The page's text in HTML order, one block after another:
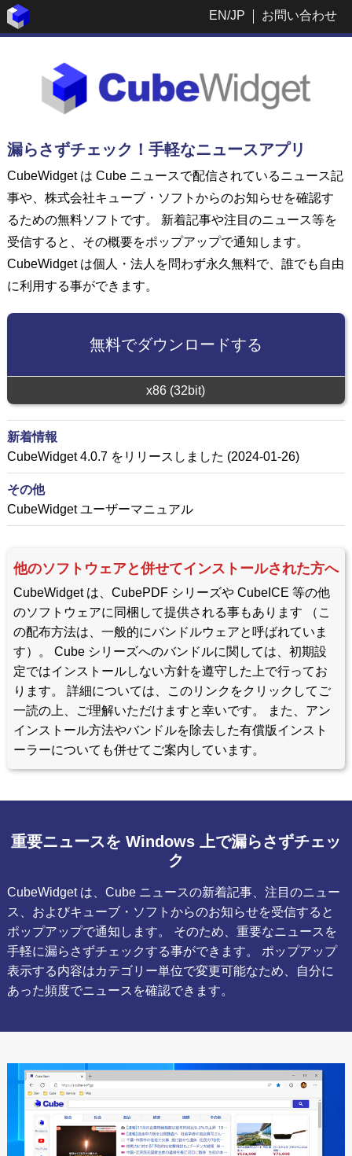
EN/JP お問い合わせ
漏らさずチェック！手軽なニュースアプリ
CubeWidget は Cube ニュースで配信されているニュース記
事や、株式会社キューブ・ソフトからのお知らせを確認す
るための無料ソフトです。 新着記事や注目のニュース等を
受信すると、その概要をポップアップで通知します。
CubeWidget は個人・法人を問わず永久無料で、誰でも自由
に利用する事ができます。
無料でダウンロードする
x86 (32bit)
新着情報
CubeWidget 4.0.7 をリリースしました (2024-01-26)
その他
CubeWidget ユーザーマニュアル
他のソフトウェアと併せてインストールされた方へ
CubeWidget は、CubePDF シリーズや CubeICE 等の他
のソフトウェアに同梱して提供される事もあります （こ
の配布方法は、一般的にバンドルウェアと呼ばれていま
す）。 Cube シリーズへのバンドルに関しては、初期設
定ではインストールしない方針を遵守した上で行ってお
ります。 詳細については、このリンクをクリックしてご
一読の上、ご理解いただけますと幸いです。 また、アン
インストール方法やバンドルを除去した有償版インスト
ーラーについても併せてご案内しています。
重要ニュースを Windows 上で漏らさずチェッ
ク
CubeWidget は、Cube ニュースの新着記事、注目のニュー
ス、およびキューブ・ソフトからのお知らせを受信すると
ポップアップで通知します。 そのため、重要なニュースを
手軽に漏らさずチェックする事ができます。 ポップアップ
表示する内容はカテゴリー単位で変更可能なため、自分に
あった頻度でニュースを確認できます。